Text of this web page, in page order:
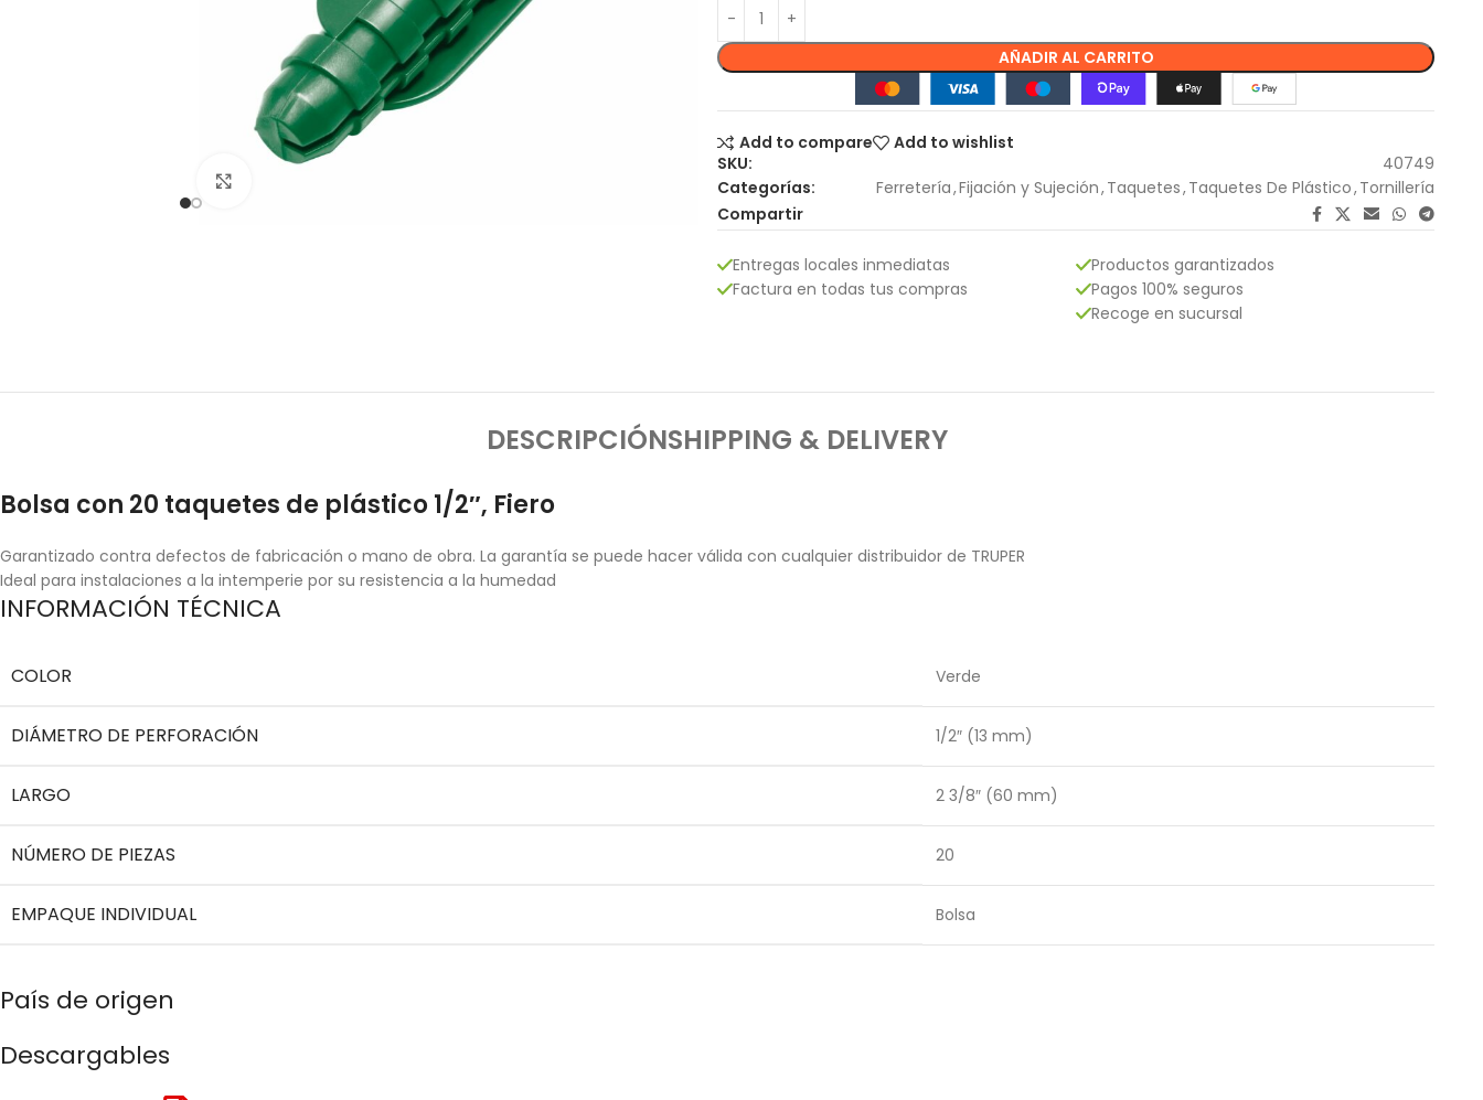
AÑADIR AL CARRITO
Add to compare
Add to wishlist
SKU:
40749
Categorías:
Ferretería,Fijación y Sujeción,Taquetes,Taquetes De Plástico,Tornillería
Compartir
Entregas locales inmediatas
Factura en todas tus compras
Productos garantizados
Pagos 100% seguros
Recoge en sucursal
DESCRIPCIÓNSHIPPING & DELIVERY
Bolsa con 20 taquetes de plástico 1/2″, Fiero
Garantizado contra defectos de fabricación o mano de obra. La garantía se puede hacer válida con cualquier distribuidor de TRUPER
Ideal para instalaciones a la intemperie por su resistencia a la humedad
INFORMACIÓN TÉCNICA
COLOR Verde
DIÁMETRO DE PERFORACIÓN 1/2″ (13 mm)
LARGO 2 3/8″ (60 mm)
NÚMERO DE PIEZAS 20
EMPAQUE INDIVIDUAL Bolsa
País de origen
Descargables